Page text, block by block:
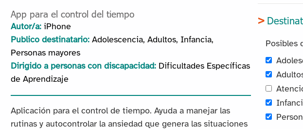
App para el control del tiempo
Autor/a: iPhone
Publico destinatario: Adolescencia, Adultos, Infancia,
Personas mayores
Dirigido a personas con discapacidad: Dificultades Específicas
de Aprendizaje
Aplicación para el control de tiempo. Ayuda a manejar las
rutinas y autocontrolar la ansiedad que genera las situaciones
Posibles